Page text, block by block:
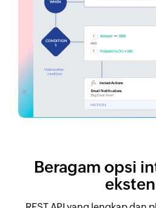
Beragam opsi